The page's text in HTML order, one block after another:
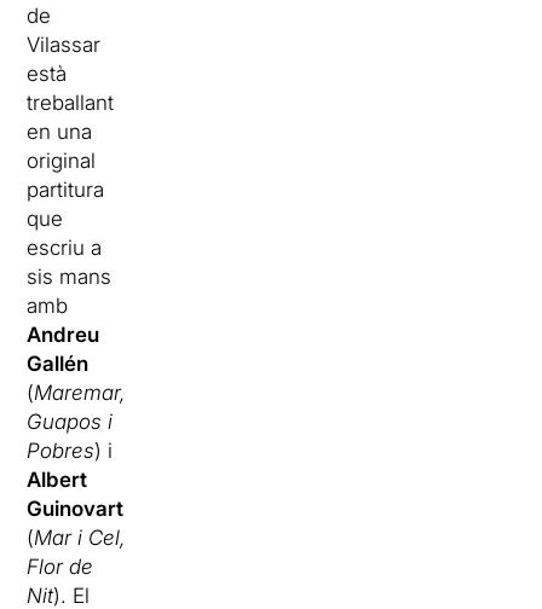
de
Vilassar
està
treballant
en una
original
partitura
que
escriu a
sis mans
amb
Andreu
Gallén
(Maremar,
Guapos i
Pobres) i
Albert
Guinovart
(Mar i Cel,
Flor de
Nit). El